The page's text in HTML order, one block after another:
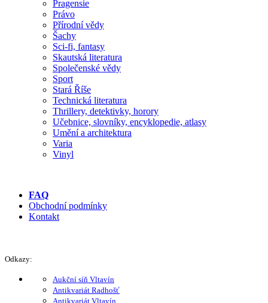
Pragensie
Právo
Přírodní vědy
Šachy
Sci-fi, fantasy
Skautská literatura
Společenské vědy
Sport
Stará Říše
Technická literatura
Thrillery, detektivky, horory
Učebnice, slovníky, encyklopedie, atlasy
Umění a architektura
Varia
Vinyl
FAQ
Obchodní podmínky
Kontakt
Odkazy:
Aukční síň Vltavín
Antikvariát Radhošť
Antikvariát Vltavín